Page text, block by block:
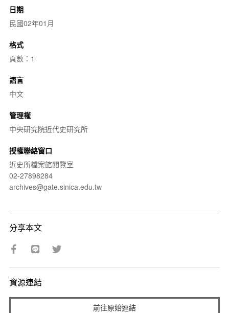
日期
民國02年01月
格式
頁數：1
語言
中文
管理權
中央研究院近代史研究所
授權聯絡窗口
近史所檔案館閱覽室
02-27898284
archives@gate.sinica.edu.tw
分享本文
資源連結
前往原始連結